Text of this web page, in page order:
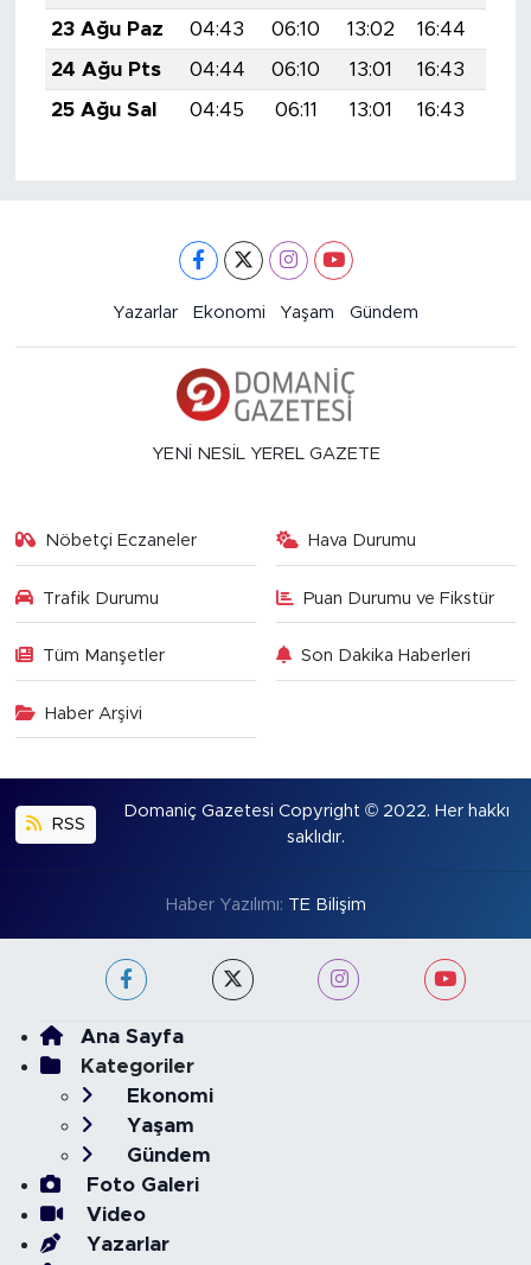
23 Ağu Paz
04:43 06:10 13:02 16:44
24 Ağu Pts
04:44 06:10 13:01 16:43
25 Ağu Sal
04:45 06:11 13:01 16:43
Yazarlar Ekonomi Yaşam Gündem
YENİ NESİL YEREL GAZETE
Nöbetçi Eczaneler Hava Durumu
Trafik Durumu Puan Durumu ve Fikstür
Tüm Manşetler Son Dakika Haberleri
Haber Arşivi
RSS
Domaniç Gazetesi Copyright © 2022. Her hakkı
saklıdır.
Haber Yazılımı: TE Bilişim
Ana Sayfa
Kategoriler
Ekonomi
Yaşam
Gündem
Foto Galeri
Video
Yazarlar